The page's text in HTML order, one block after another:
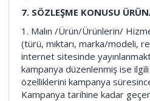
7. SÖZLEŞME KONUSU
1. Malın /Ürün/Ürünlerin/
(türü, miktarı, marka/modeli,
internet sitesinde
kampanya düzenlenmiş ise
özelliklerini kampanya
Kampanya tarihine kadar